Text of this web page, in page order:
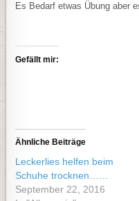
Es Bedarf etwas Übung aber
Gefällt mir:
Ähnliche Beiträge
Leckerlies helfen beim
Schuhe trocknen……
September 22, 2016